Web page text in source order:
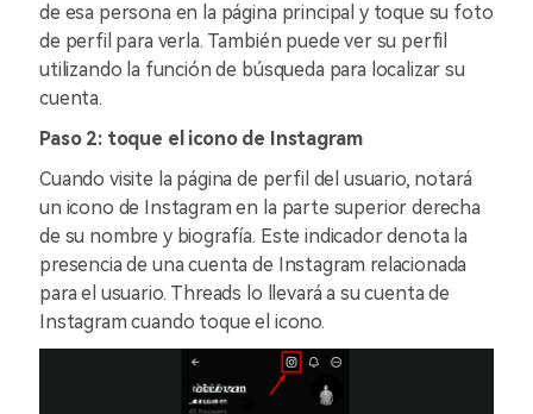
de esa persona en la página principal y toque su foto
de perfil para verla. También puede ver su perfil
utilizando la función de búsqueda para localizar su
cuenta.
Paso 2: toque el icono de Instagram
Cuando visite la página de perfil del usuario, notará
un icono de Instagram en la parte superior derecha
de su nombre y biografía. Este indicador denota la
presencia de una cuenta de Instagram relacionada
para el usuario. Threads lo llevará a su cuenta de
Instagram cuando toque el icono.